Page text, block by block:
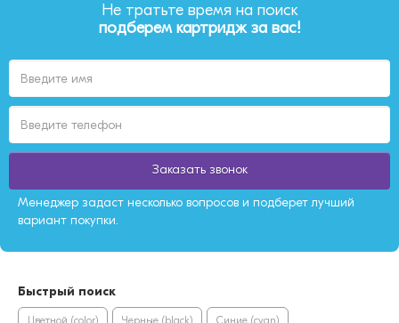
Не тратьте время на поиск
подберем картридж за вас!
Заказать звонок
Менеджер задаст несколько вопросов и подберет лучший
вариант покупки.
Быстрый поиск